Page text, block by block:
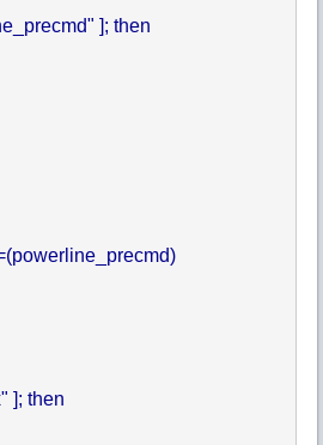
]; then
]; then